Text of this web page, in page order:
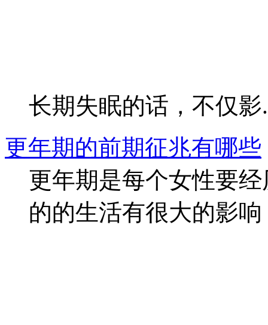
长期失眠的话，不仅影
更年期的前期征兆有哪些
更年期是每个女性要
的的生活有很大的影